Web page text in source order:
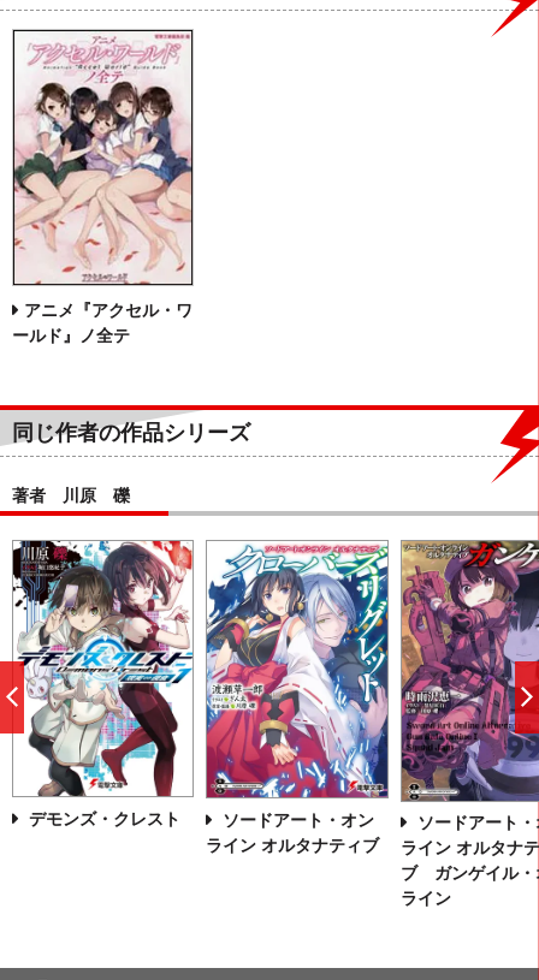
アニメ『アクセル・ワ
ールド』ノ全テ
同じ作者の作品シリーズ
著者 川原 礫
デモンズ・クレスト
ソードアート・オン
ライン オルタナティブ
ソードアート・
ライン オルタナ
ブ ガンゲイル・
ライン